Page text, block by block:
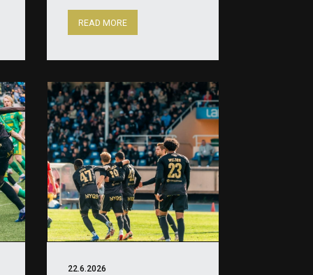
READ MORE
22.6.2026